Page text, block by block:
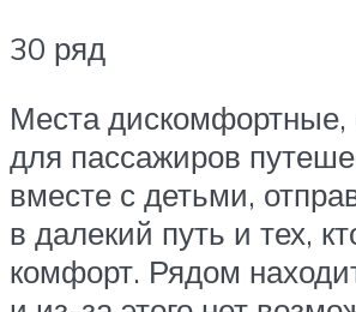
30 ряд
Места дискомфортные,
для пассажиров
вместе с детьми,
в далекий путь и тех,
комфорт. Рядом